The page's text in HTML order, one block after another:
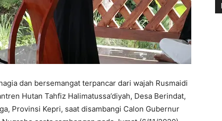
dan bersemangat terpancar dari wajah Rusmaidi
Hutan Tahfiz Halimatussa’diyah, Desa Berindat,
Provinsi Kepri, saat disambangi Calon Gubernur